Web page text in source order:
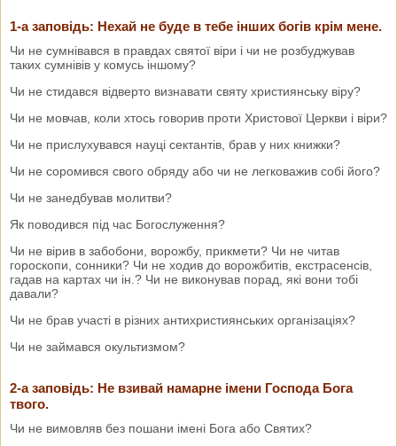
1-а заповідь: Нехай не буде в тебе інших богів крім мене.
Чи не сумнівався в правдах святої віри і чи не розбуджував
таких сумнівів у комусь іншому?
Чи не стидався відверто визнавати святу християнську віру?
Чи не мовчав, коли хтось говорив проти Христової Церкви і віри?
Чи не прислухувався науці сектантів, брав у них книжки?
Чи не соромився свого обряду або чи не легковажив собі його?
Чи не занедбував молитви?
Як поводився під час Богослуження?
Чи не вірив в забобони, ворожбу, прикмети? Чи не читав
гороскопи, сонники? Чи не ходив до ворожбитів, екстрасенсів,
гадав на картах чи ін.? Чи не виконував порад, які вони тобі
давали?
Чи не брав участі в різних антихристиянських організаціях?
Чи не займався окультизмом?
2-а заповідь: Не взивай намарне імени Господа Бога
твого.
Чи не вимовляв без пошани імені Бога або Святих?